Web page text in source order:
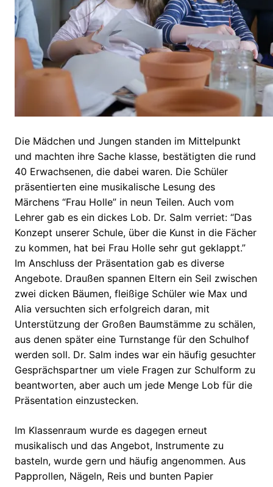
Die Mädchen und Jungen standen im Mittelpunkt
und machten ihre Sache klasse, bestätigten die rund
40 Erwachsenen, die dabei waren. Die Schüler
präsentierten eine musikalische Lesung des
Märchens “Frau Holle” in neun Teilen. Auch vom
Lehrer gab es ein dickes Lob. Dr. Salm verriet: “Das
Konzept unserer Schule, über die Kunst in die Fächer
zu kommen, hat bei Frau Holle sehr gut geklappt.”
Im Anschluss der Präsentation gab es diverse
Angebote. Draußen spannen Eltern ein Seil zwischen
zwei dicken Bäumen, fleißige Schüler wie Max und
Alia versuchten sich erfolgreich daran, mit
Unterstützung der Großen Baumstämme zu schälen,
aus denen später eine Turnstange für den Schulhof
werden soll. Dr. Salm indes war ein häufig gesuchter
Gesprächspartner um viele Fragen zur Schulform zu
beantworten, aber auch um jede Menge Lob für die
Präsentation einzustecken.
Im Klassenraum wurde es dagegen erneut
musikalisch und das Angebot, Instrumente zu
basteln, wurde gern und häufig angenommen. Aus
Papprollen, Nägeln, Reis und bunten Papier